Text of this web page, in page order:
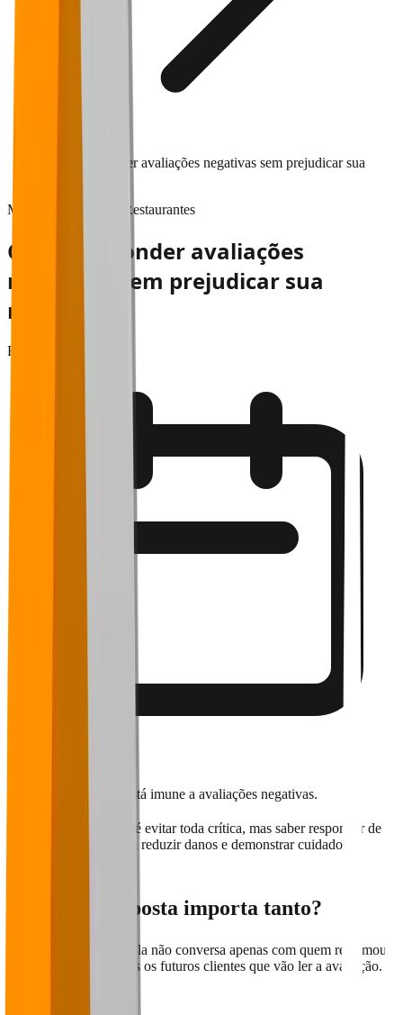
Como responder avaliações negativas sem prejudicar sua
Marketing & vendas
Restaurantes
Como responder avaliações
negativas sem prejudicar sua
reputação
Falaê
Nenhum restaurante está imune a avaliações negativas.
O ponto principal não é evitar toda crítica, mas saber responder de
forma profissional para reduzir danos e demonstrar cuidado.
Por que a resposta importa tanto?
A resposta é pública. Ela não conversa apenas com quem reclamou,
mas também com todos os futuros clientes que vão ler a avaliação.